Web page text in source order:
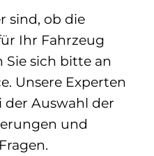
sind, ob die
Ihr Fahrzeug
Sie sich bitte an
Unsere Experten
der Auswahl der
und